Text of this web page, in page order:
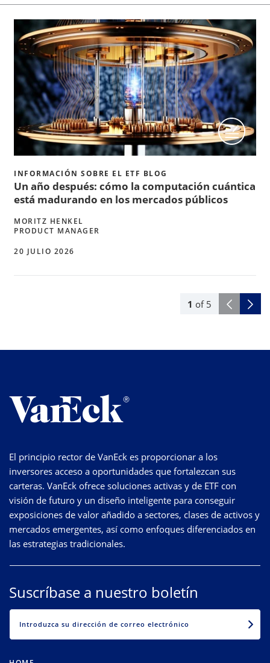
1 of 5
INFORMACIÓN SOBRE EL ETF BLOG
Un año después: cómo la computación cuántica
está madurando en los mercados públicos
MORITZ HENKEL
PRODUCT MANAGER
20 JULIO 2026
El principio rector de VanEck es proporcionar a los
inversores acceso a oportunidades que fortalezcan sus
carteras. VanEck ofrece soluciones activas y de ETF con
visión de futuro y un diseño inteligente para conseguir
exposiciones de valor añadido a sectores, clases de activos y
mercados emergentes, así como enfoques diferenciados en
las estrategias tradicionales.
Suscríbase a nuestro boletín